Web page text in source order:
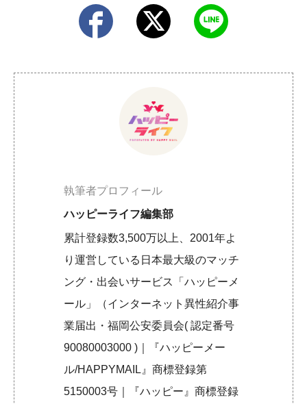
執筆者プロフィール
ハッピーライフ編集部
累計登録数3,500万以上、2001年よ
り運営している日本最大級のマッチ
ング・出会いサービス「ハッピーメ
ール」（インターネット異性紹介事
業届出・福岡公安委員会( 認定番号
90080003000 )｜『ハッピーメー
ル/HAPPYMAIL』商標登録第
5150003号｜『ハッピー』商標登録